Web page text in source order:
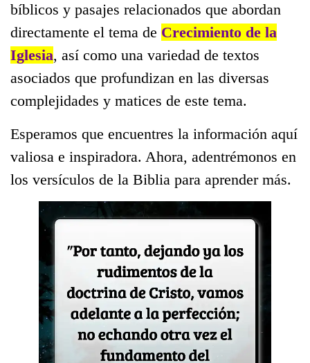
bíblicos y pasajes relacionados que abordan
directamente el tema de Crecimiento de la
Iglesia, así como una variedad de textos
asociados que profundizan en las diversas
complejidades y matices de este tema.
Esperamos que encuentres la información aquí
valiosa e inspiradora. Ahora, adentrémonos en
los versículos de la Biblia para aprender más.